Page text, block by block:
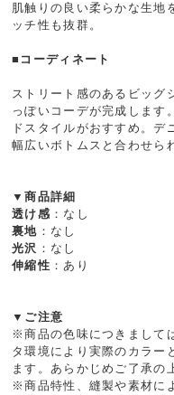
肌触りの良い柔らかな生地
ッチ性も抜群。
■コーディネート
ストリート感のあるビッグ
っぽいコーデが完成します
ドスタイルがおすすめ。デ
幅広いボトムスと合わせら
▼商品詳細
透け感 ：なし
裏地 ：なし
光沢 ：なし
伸縮性 ：あり
▼ご注意
※商品の色味につきまして
タ環境により実際のカラー
ます。あらかじめご了承の
※商品特性、縫製や素材に